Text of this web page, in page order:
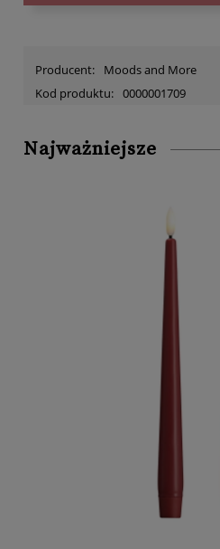
Producent:
Moods and More
Kod produktu: 0000001709
Najważniejsze